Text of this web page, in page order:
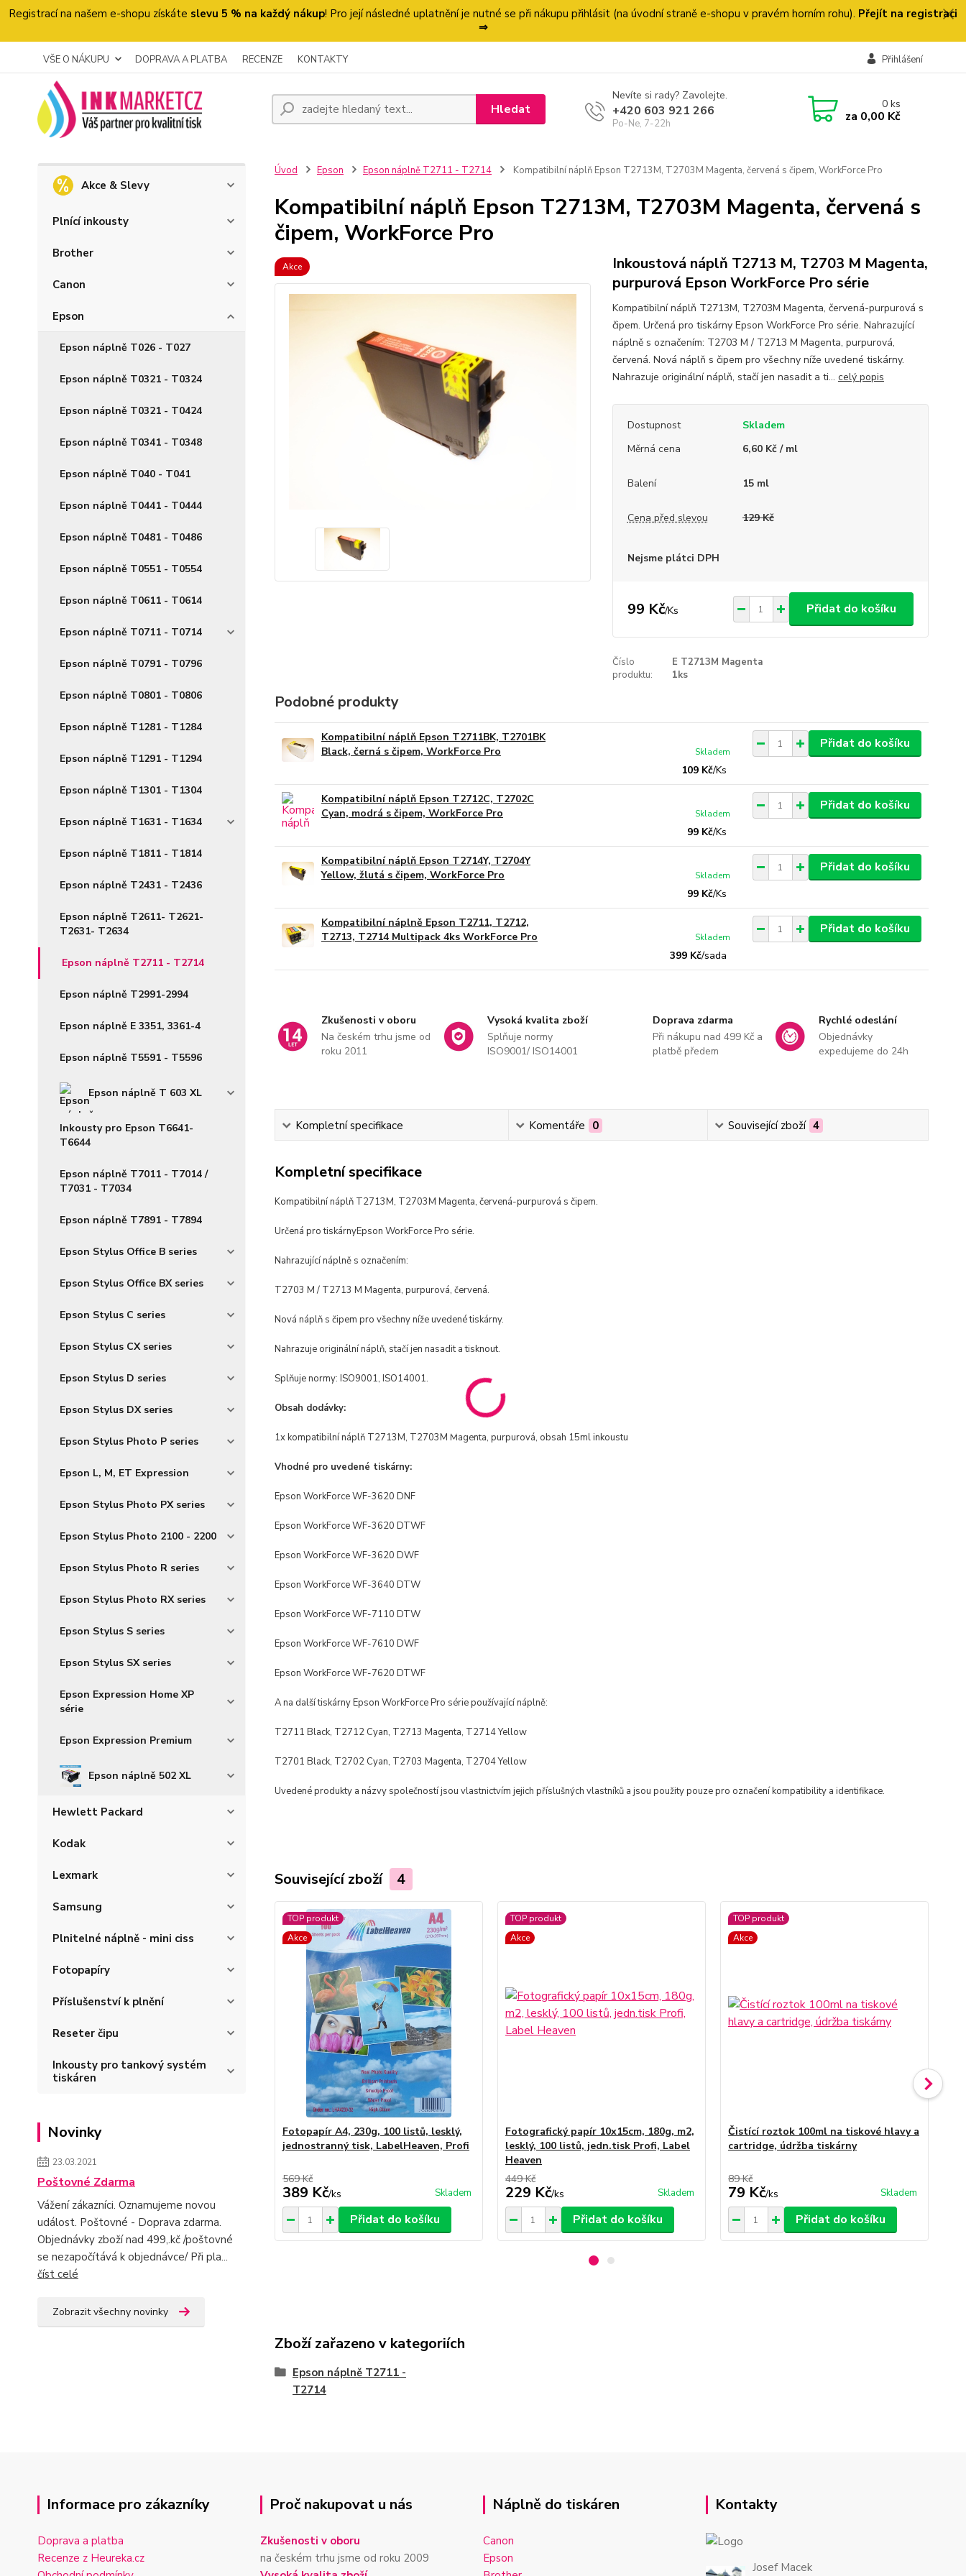
Registrací na našem e-shopu získáte slevu 5 % na každý nákup! Pro její následné uplatnění je nutné se při nákupu přihlásit (na úvodní straně e-shopu v pravém horním rohu). Přejít na registraci
⇒
VŠE O NÁKUPU DOPRAVA A PLATBA RECENZE KONTAKTY Přihlášení
Hledat
Nevíte si rady? Zavolejte.
+420 603 921 266
Po-Ne, 7-22h
0ks
za 0,00 Kč
Akce & Slevy
Plnící inkousty
Brother
Canon
Epson
Epson náplně T026 - T027
Epson náplně T0321 - T0324
Epson náplně T0321 - T0424
Epson náplně T0341 - T0348
Epson náplně T040 - T041
Epson náplně T0441 - T0444
Epson náplně T0481 - T0486
Epson náplně T0551 - T0554
Epson náplně T0611 - T0614
Epson náplně T0711 - T0714
Epson náplně T0791 - T0796
Epson náplně T0801 - T0806
Epson náplně T1281 - T1284
Epson náplně T1291 - T1294
Epson náplně T1301 - T1304
Epson náplně T1631 - T1634
Epson náplně T1811 - T1814
Epson náplně T2431 - T2436
Epson náplně T2611- T2621-
T2631- T2634
Epson náplně T2711 - T2714
Epson náplně T2991-2994
Epson náplně E 3351, 3361-4
Epson náplně T5591 - T5596
Epson náplně T 603 XL
Inkousty pro Epson T6641-
T6644
Epson náplně T7011 - T7014 /
T7031 - T7034
Epson náplně T7891 - T7894
Epson Stylus Office B series
Epson Stylus Office BX series
Epson Stylus C series
Epson Stylus CX series
Epson Stylus D series
Epson Stylus DX series
Epson Stylus Photo P series
Epson L, M, ET Expression
Epson Stylus Photo PX series
Epson Stylus Photo 2100 - 2200
Epson Stylus Photo R series
Epson Stylus Photo RX series
Epson Stylus S series
Epson Stylus SX series
Epson Expression Home XP
série
Epson Expression Premium
Epson náplně 502 XL
Hewlett Packard
Kodak
Lexmark
Samsung
Plnitelné náplně - mini ciss
Fotopapíry
Příslušenství k plnění
Reseter čipu
Inkousty pro tankový systém
tiskáren
Novinky
23.03.2021
Poštovné Zdarma
Vážení zákazníci. Oznamujeme novou
událost. Poštovné - Doprava zdarma.
Objednávky zboží nad 499,.kč /poštovné
se nezapočítává k objednávce/ Při pla...
číst celé
Zobrazit všechny novinky
Úvod Epson Epson náplně T2711 - T2714 Kompatibilní náplň Epson T2713M, T2703M Magenta, červená s čipem, WorkForce Pro
Kompatibilní náplň Epson T2713M, T2703M Magenta, červená s
čipem, WorkForce Pro
Akce
Inkoustová náplň T2713 M, T2703 M Magenta,
purpurová Epson WorkForce Pro série
Kompatibilní náplň T2713M, T2703M Magenta, červená-purpurová s
čipem. Určená pro tiskárny Epson WorkForce Pro série. Nahrazující
náplně s označením: T2703 M / T2713 M Magenta, purpurová,
červená. Nová náplň s čipem pro všechny níže uvedené tiskárny.
Nahrazuje originální náplň, stačí jen nasadit a ti... celý popis
Dostupnost
Skladem
Měrná cena
6,60 Kč / ml
Balení 15 ml
Cena před slevou 129 Kč
Nejsme plátci DPH
99 Kč/Ks Přidat do košíku
Číslo
produktu:
E T2713M Magenta
1ks
Podobné produkty
Kompatibilní náplň Epson T2711BK, T2701BK
Black, černá s čipem, WorkForce Pro
109 Kč/Ks
Skladem
Přidat do košíku
Kompatibilní náplň Epson T2712C, T2702C
Cyan, modrá s čipem, WorkForce Pro
99 Kč/Ks
Skladem
Přidat do košíku
Kompatibilní náplň Epson T2714Y, T2704Y
Yellow, žlutá s čipem, WorkForce Pro
99 Kč/Ks
Skladem
Přidat do košíku
Kompatibilní náplně Epson T2711, T2712,
T2713, T2714 Multipack 4ks WorkForce Pro
399 Kč/sada
Skladem
Přidat do košíku
Zkušenosti v oboru
Na českém trhu jsme od
roku 2011
Vysoká kvalita zboží
Splňuje normy
ISO9001/ ISO14001
Doprava zdarma
Při nákupu nad 499 Kč a
platbě předem
Rychlé odeslání
Objednávky
expedujeme do 24h
Kompletní specifikace Komentáře 0 Související zboží 4
Kompletní specifikace
Kompatibilní náplň T2713M, T2703M Magenta, červená-purpurová s čipem.
Určená pro tiskárnyEpson WorkForce Pro série.
Nahrazující náplně s označením:
T2703 M / T2713 M Magenta, purpurová, červená.
Nová náplň s čipem pro všechny níže uvedené tiskárny.
Nahrazuje originální náplň, stačí jen nasadit a tisknout.
Splňuje normy: ISO9001, ISO14001.
Obsah dodávky:
1x kompatibilní náplň T2713M, T2703M Magenta, purpurová, obsah 15ml inkoustu
Vhodné pro uvedené tiskárny:
Epson WorkForce WF-3620 DNF
Epson WorkForce WF-3620 DTWF
Epson WorkForce WF-3620 DWF
Epson WorkForce WF-3640 DTW
Epson WorkForce WF-7110 DTW
Epson WorkForce WF-7610 DWF
Epson WorkForce WF-7620 DTWF
A na další tiskárny Epson WorkForce Pro série používající náplně:
T2711 Black, T2712 Cyan, T2713 Magenta, T2714 Yellow
T2701 Black, T2702 Cyan, T2703 Magenta, T2704 Yellow
Uvedené produkty a názvy společností jsou vlastnictvím jejich příslušných vlastníků a jsou použity pouze pro označení kompatibility a identifikace.
Související zboží 4
TOP produkt
Akce
Fotopapír A4, 230g, 100 listů, lesklý,
jednostranný tisk, LabelHeaven, Profi
569 Kč
389 Kč/ks Skladem
Přidat do košíku
TOP produkt
Akce
Fotografický papír 10x15cm, 180g, m2,
lesklý, 100 listů, jedn.tisk Profi, Label
Heaven
449 Kč
229 Kč/ks Skladem
Přidat do košíku
TOP produkt
Akce
Čistící roztok 100ml na tiskové hlavy a
cartridge, údržba tiskárny
89 Kč
79 Kč/ks Skladem
Přidat do košíku
Zboží zařazeno v kategoriích
Epson náplně T2711 -
T2714
Informace pro zákazníky
Doprava a platba
Recenze z Heureka.cz
Proč nakupovat u nás
Zkušenosti v oboru
na českém trhu jsme od roku 2009
Náplně do tiskáren
Canon
Epson
Kontakty
Josef Macek